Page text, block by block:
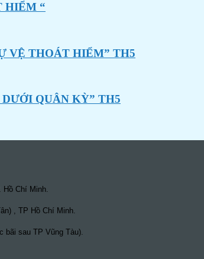
HIỂM “
VỆ THOÁT HIỂM” TH5
QUÂN KỲ” TH5
Hồ Chí Minh.
, TP Hồ Chí Minh.
bãi sau TP Vũng Tàu).